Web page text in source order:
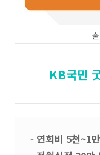
KB국민
- 연회비 5천~1